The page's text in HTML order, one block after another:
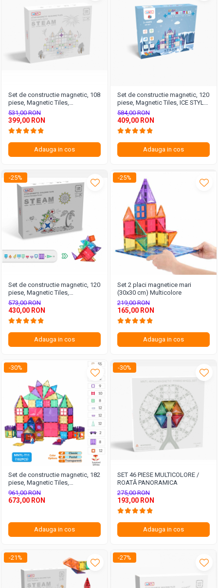
Set de constructie magnetic, 108
piese, Magnetic Tiles,
multicolore de forme geometrice
diferite, 2D, 3D
531,00 RON
399,00 RON
Adauga in cos
Set de constructie magnetic, 120
piese, Magnetic Tiles, ICE STYLE
de forme geometrice diferite, 2D,
3D
584,00 RON
409,00 RON
Adauga in cos
-25%
Set de constructie magnetic, 120
piese, Magnetic Tiles,
multicolore de forme geometrice
diferite, 2D, 3D
573,00 RON
430,00 RON
Adauga in cos
-25%
Set 2 placi magnetice mari
(30x30 cm) Multicolore
219,00 RON
165,00 RON
Adauga in cos
-30%
Set de constructie magnetic, 182
piese, Magnetic Tiles,
multicolore & pastel de forme
geometrice diferite, 2D, 3D
961,00 RON
673,00 RON
Adauga in cos
-30%
SET 46 PIESE MULTICOLORE /
ROATĂ PANORAMICA
275,00 RON
193,00 RON
Adauga in cos
-21% -27%